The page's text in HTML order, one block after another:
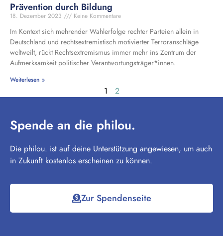
Prävention durch Bildung
18. Dezember 2023 Keine Kommentare
Im Kontext sich mehrender Wahlerfolge rechter Parteien allein in
Deutschland und rechtsextremistisch motivierter Terroranschläge
weltweilt, rückt Rechtsextremismus immer mehr ins Zentrum der
Aufmerksamkeit politischer Verantwortungsträger*innen.
Weiterlesen »
1 2
Spende an die philou.
Die philou. ist auf deine Unterstützung angewiesen, um auch
in Zukunft kostenlos erscheinen zu können.
Zur Spendenseite